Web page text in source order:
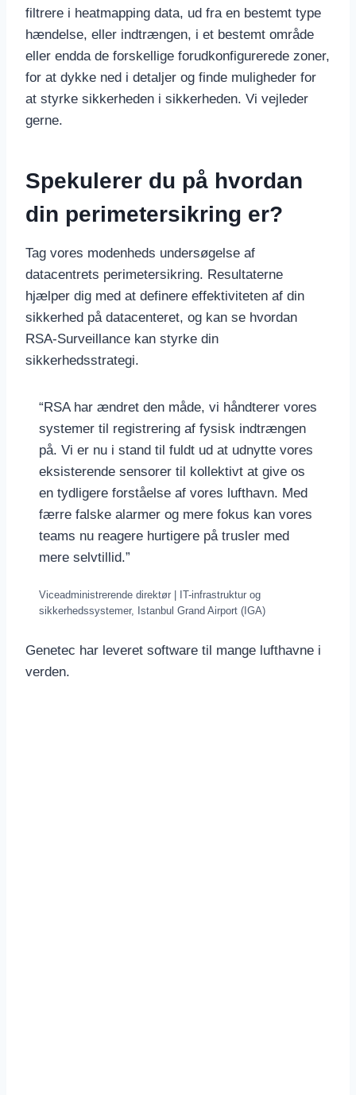
filtrere i heatmapping data, ud fra en bestemt type
hændelse, eller indtrængen, i et bestemt område
eller endda de forskellige forudkonfigurerede zoner,
for at dykke ned i detaljer og finde muligheder for
at styrke sikkerheden i sikkerheden. Vi vejleder
gerne.
Spekulerer du på hvordan
din perimetersikring er?
Tag vores modenheds undersøgelse af
datacentrets perimetersikring. Resultaterne
hjælper dig med at definere effektiviteten af din
sikkerhed på datacenteret, og kan se hvordan
RSA-Surveillance kan styrke din
sikkerhedsstrategi.
“RSA har ændret den måde, vi håndterer vores
systemer til registrering af fysisk indtrængen
på. Vi er nu i stand til fuldt ud at udnytte vores
eksisterende sensorer til kollektivt at give os
en tydligere forståelse af vores lufthavn. Med
færre falske alarmer og mere fokus kan vores
teams nu reagere hurtigere på trusler med
mere selvtillid.”
Viceadministrerende direktør | IT-infrastruktur og
sikkerhedssystemer, Istanbul Grand Airport (IGA)
Genetec har leveret software til mange lufthavne i
verden.